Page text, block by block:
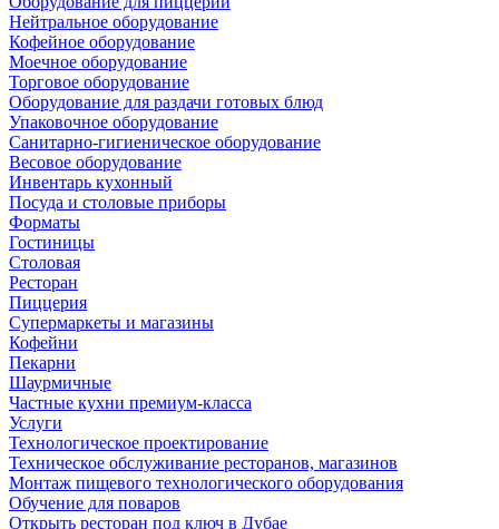
Нейтральное оборудование
Кофейное оборудование
Моечное оборудование
Торговое оборудование
Оборудование для раздачи готовых блюд
Упаковочное оборудование
Санитарно-гигиеническое оборудование
Весовое оборудование
Инвентарь кухонный
Посуда и столовые приборы
Форматы
Гостиницы
Столовая
Ресторан
Пиццерия
Супермаркеты и магазины
Кофейни
Пекарни
Шаурмичные
Частные кухни премиум-класса
Услуги
Технологическое проектирование
Техническое обслуживание ресторанов, магазинов
Монтаж пищевого технологического оборудования
Обучение для поваров
Открыть ресторан под ключ в Дубае